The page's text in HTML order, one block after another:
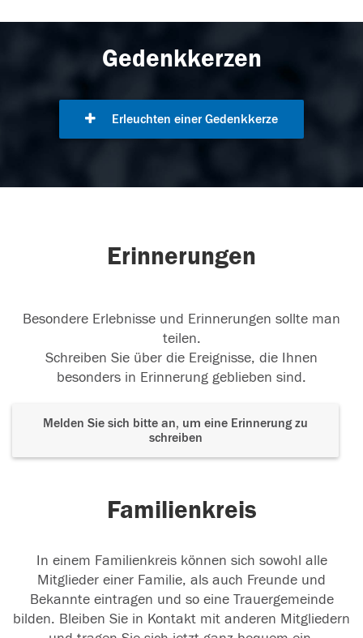
Gedenkkerzen
Erleuchten einer Gedenkkerze
Erinnerungen
Besondere Erlebnisse und Erinnerungen sollte man
teilen.
Schreiben Sie über die Ereignisse, die Ihnen
besonders in Erinnerung geblieben sind.
Melden Sie sich bitte an, um eine Erinnerung zu
schreiben
Familienkreis
In einem Familienkreis können sich sowohl alle
Mitglieder einer Familie, als auch Freunde und
Bekannte eintragen und so eine Trauergemeinde
bilden. Bleiben Sie in Kontakt mit anderen Mitgliedern